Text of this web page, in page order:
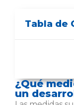
Tabla de
¿Qué
un